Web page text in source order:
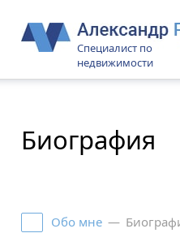
Специалист по
недвижимости
Биография
Обо мне —